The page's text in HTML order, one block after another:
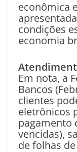
econômica
condições
economia
Em nota, a
Bancos
clientes
eletrônicos
pagamento
vencidas),
de folhas